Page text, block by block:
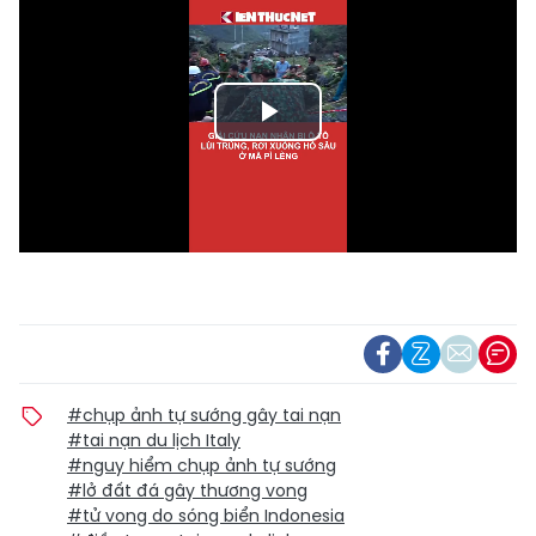
Play
#chụp ảnh tự sướng gây tai nạn
#tai nạn du lịch Italy
#nguy hiểm chụp ảnh tự sướng
#lở đất đá gây thương vong
#tử vong do sóng biển Indonesia